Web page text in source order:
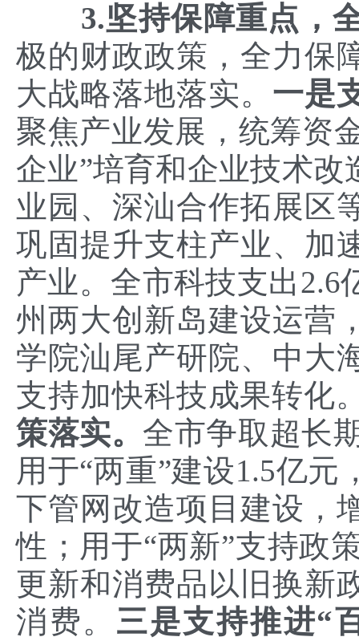
3.坚持保障重点，
极的财政政策，全力保
大战略落地落实。 一是
聚焦产业发展，统筹资
企业”培育和企业技术
业园、深汕合作拓展区
巩固提升支柱产业、加
产业。全市科技支出2.6
州两大创新岛建设运营
学院汕尾产研院、中大
支持加快科技成果转化
策落实。 全市争取超长
用于“两重”建设1.5亿
下管网改造项目建设，
性；用于“两新”支持政
更新和消费品以旧换新
消费。 三是支持推进“